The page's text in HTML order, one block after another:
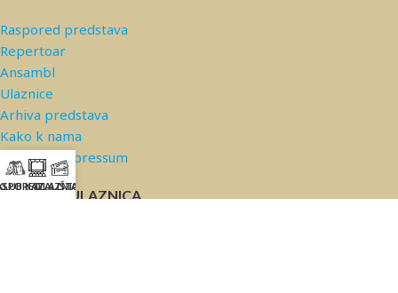
Raspored predstava
Repertoar
Ansambl
Ulaznice
Arhiva predstava
Kako k nama
Kontakt/Impressum
PRODAJA ULAZNICA
KAZALIŠTA
ULAZNICE